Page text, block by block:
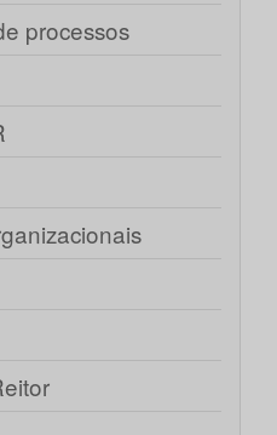
processos